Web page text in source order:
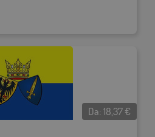
Da:18,37€